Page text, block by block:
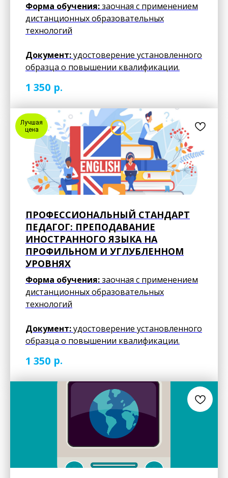
Форма обучения:заочная с применением
дистанционных образовательных
технологий
Документ:удостоверение установленного
образца о повышении квалификации.
1 350 р.
Лучшая
цена
ПРОФЕССИОНАЛЬНЫЙ СТАНДАРТ
ПЕДАГОГ: ПРЕПОДАВАНИЕ
ИНОСТРАННОГО ЯЗЫКА НА
ПРОФИЛЬНОМ И УГЛУБЛЕННОМ
УРОВНЯХ
Форма обучения:заочная с применением
дистанционных образовательных
технологий
Документ:удостоверение установленного
образца о повышении квалификации.
1 350 р.